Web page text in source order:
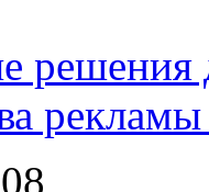
решения
рекламы